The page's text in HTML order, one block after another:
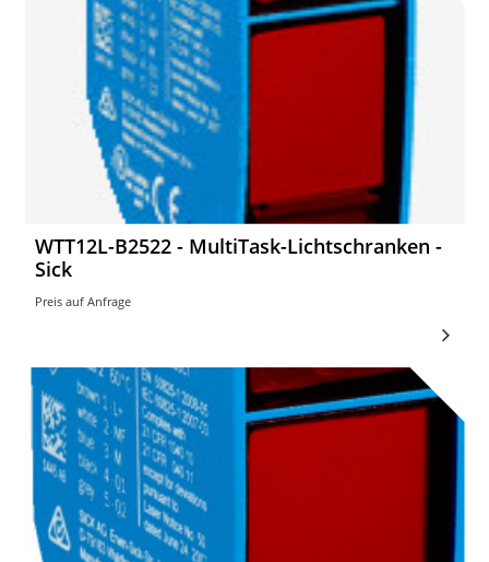
WTT12L-B2522 - MultiTask-Lichtschranken -
Sick
Preis auf Anfrage